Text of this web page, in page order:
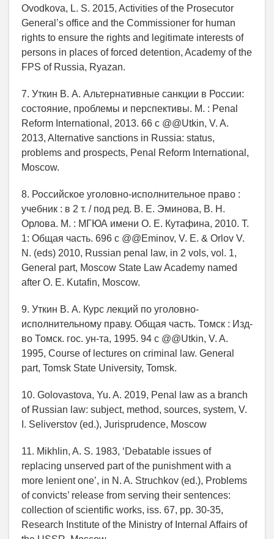
Ovodkova, L. S. 2015, Activities of the Prosecutor
General’s office and the Commissioner for human
rights to ensure the rights and legitimate interests of
persons in places of forced detention, Academy of the
FPS of Russia, Ryazan.
7. Уткин В. А. Альтернативные санкции в России:
состояние, проблемы и перспективы. М. : Penal
Reform International, 2013. 66 с @@Utkin, V. A.
2013, Alternative sanctions in Russia: status,
problems and prospects, Penal Reform International,
Moscow.
8. Российское уголовно-исполнительное право :
учебник : в 2 т. / под ред. В. Е. Эминова, В. Н.
Орлова. М. : МГЮА имени О. Е. Кутафина, 2010. Т.
1: Общая часть. 696 с @@Eminov, V. E. & Orlov V.
N. (eds) 2010, Russian penal law, in 2 vols, vol. 1,
General part, Moscow State Law Academy named
after O. E. Kutafin, Moscow.
9. Уткин В. А. Курс лекций по уголовно-
исполнительному праву. Общая часть. Томск : Изд-
во Томск. гос. ун-та, 1995. 94 с @@Utkin, V. A.
1995, Course of lectures on criminal law. General
part, Tomsk State University, Tomsk.
10. Golovastova, Yu. A. 2019, Penal law as a branch
of Russian law: subject, method, sources, system, V.
I. Seliverstov (ed.), Jurisprudence, Moscow
11. Mikhlin, A. S. 1983, ‘Debatable issues of
replacing unserved part of the punishment with a
more lenient one’, in N. A. Struchkov (ed.), Problems
of convicts’ release from serving their sentences:
collection of scientific works, iss. 67, pp. 30-35,
Research Institute of the Ministry of Internal Affairs of